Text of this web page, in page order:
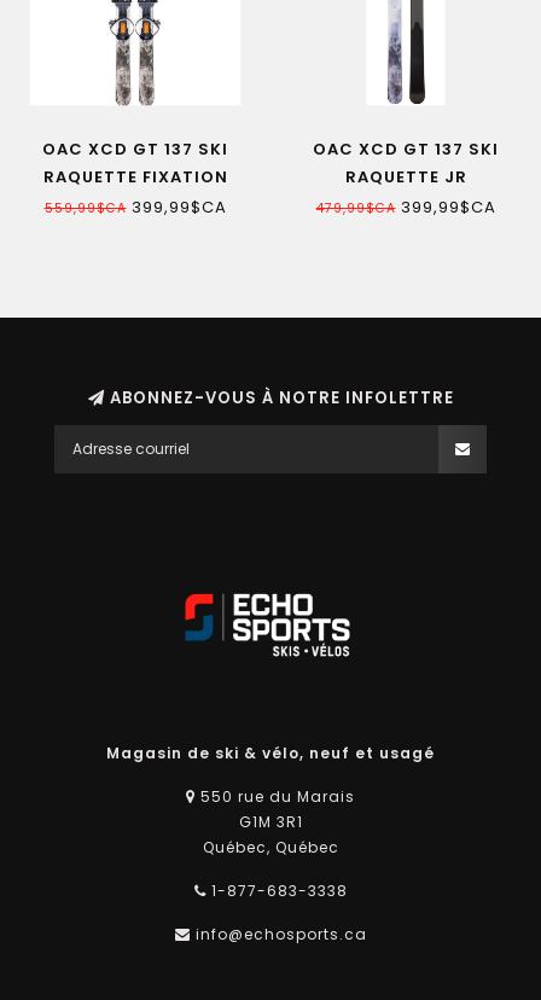
OAC XCD GT 137 SKI
RAQUETTE FIXATION
INCLUSE JR
559,99$CA399,99$CA
OAC XCD GT 137 SKI
RAQUETTE JR
479,99$CA399,99$CA
ABONNEZ-VOUS À NOTRE INFOLETTRE
Magasin de ski & vélo, neuf et usagé
550 rue du Marais
G1M 3R1
Québec, Québec
1-877-683-3338
info@echosports.ca